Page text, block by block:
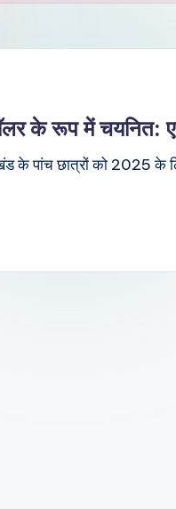
के रूप में चयनित:
के पांच छात्रों को 2025 के